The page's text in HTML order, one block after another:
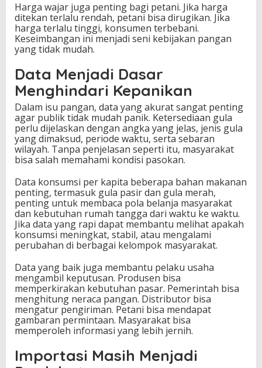
Harga wajar juga penting bagi petani. Jika harga
ditekan terlalu rendah, petani bisa dirugikan. Jika
harga terlalu tinggi, konsumen terbebani.
Keseimbangan ini menjadi seni kebijakan pangan
yang tidak mudah.
Data Menjadi Dasar
Menghindari Kepanikan
Dalam isu pangan, data yang akurat sangat penting
agar publik tidak mudah panik. Ketersediaan gula
perlu dijelaskan dengan angka yang jelas, jenis gula
yang dimaksud, periode waktu, serta sebaran
wilayah. Tanpa penjelasan seperti itu, masyarakat
bisa salah memahami kondisi pasokan.
Data konsumsi per kapita beberapa bahan makanan
penting, termasuk gula pasir dan gula merah,
penting untuk membaca pola belanja masyarakat
dan kebutuhan rumah tangga dari waktu ke waktu.
Jika data yang rapi dapat membantu melihat apakah
konsumsi meningkat, stabil, atau mengalami
perubahan di berbagai kelompok masyarakat.
Data yang baik juga membantu pelaku usaha
mengambil keputusan. Produsen bisa
memperkirakan kebutuhan pasar. Pemerintah bisa
menghitung neraca pangan. Distributor bisa
mengatur pengiriman. Petani bisa mendapat
gambaran permintaan. Masyarakat bisa
memperoleh informasi yang lebih jernih.
Importasi Masih Menjadi